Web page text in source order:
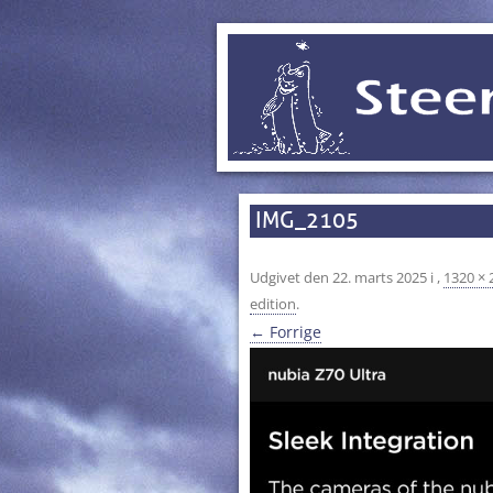
IMG_2105
Udgivet den 22. marts 2025 i , 1320 ×
edition.
← Forrige